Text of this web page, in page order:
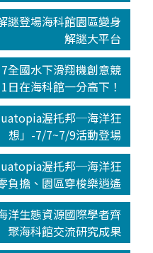
謎登場海科館園區變身
解謎大平台
全國水下滑翔機創意競
日在海科館一分高下！
渥托邦─海洋狂
想」-7/7~7/9活動登場
渥托邦─海洋狂
負擔、園區穿梭樂逍遙
洋生態資源國際學者齊
聚海科館交流研究成果